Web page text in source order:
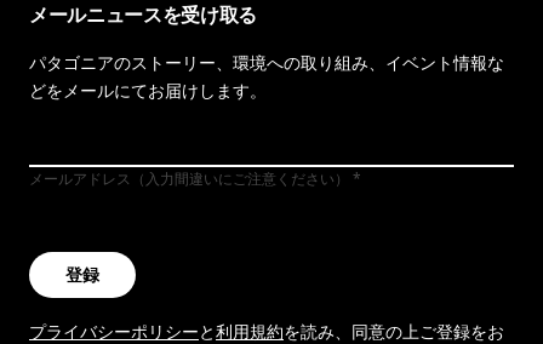
メールニュースを受け取る
パタゴニアのストーリー、環境への取り組み、イベント情報な
どをメールにてお届けします。
メールアドレス（入力間違いにご注意ください）
登録
プライバシーポリシーと利用規約を読み、同意の上ご登録をお